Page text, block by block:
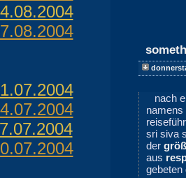
nach
namens
sri siva
der
aus